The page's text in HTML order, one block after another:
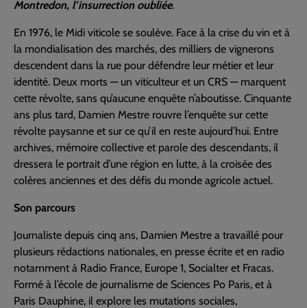
Montredon, l’insurrection oubliée.
En 1976, le Midi viticole se soulève. Face à la crise du vin et à
la mondialisation des marchés, des milliers de vignerons
descendent dans la rue pour défendre leur métier et leur
identité. Deux morts — un viticulteur et un CRS — marquent
cette révolte, sans qu’aucune enquête n’aboutisse. Cinquante
ans plus tard, Damien Mestre rouvre l’enquête sur cette
révolte paysanne et sur ce qu’il en reste aujourd’hui. Entre
archives, mémoire collective et parole des descendants, il
dressera le portrait d’une région en lutte, à la croisée des
colères anciennes et des défis du monde agricole actuel.
Son parcours
Journaliste depuis cinq ans, Damien Mestre a travaillé pour
plusieurs rédactions nationales, en presse écrite et en radio
notamment à Radio France, Europe 1, Socialter et Fracas.
Formé à l’école de journalisme de Sciences Po Paris, et à
Paris Dauphine, il explore les mutations sociales,